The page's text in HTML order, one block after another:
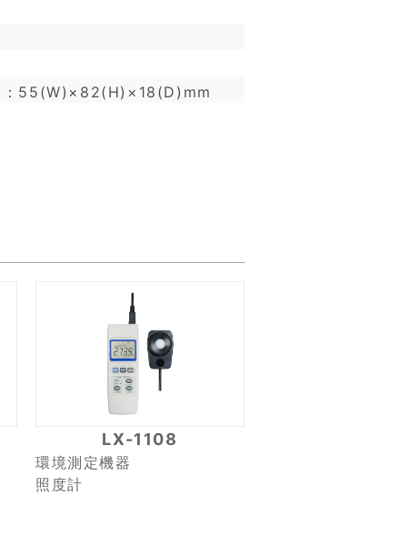
55(W)×82(H)×18(D)mm
LX-1108
環境測定機器
照度計